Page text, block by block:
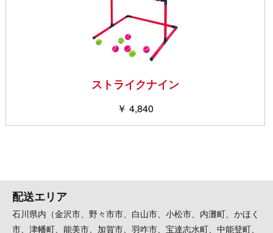
ストライクナイン
￥ 4,840
配送エリア
石川県内（金沢市、野々市市、白山市、小松市、内灘町、かほく
市、津幡町、能美市、加賀市、羽咋市、宝達志水町、中能登町、